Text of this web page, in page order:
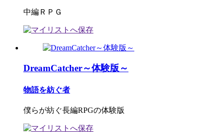
中編ＲＰＧ
DreamCatcher～体験版～
物語を紡ぐ者
僕らが紡ぐ長編RPGの体験版